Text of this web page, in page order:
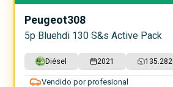
Peugeot308
5p Bluehdi 130 S&s Active Pack
Diésel 2021 135.282
Vendido por profesional